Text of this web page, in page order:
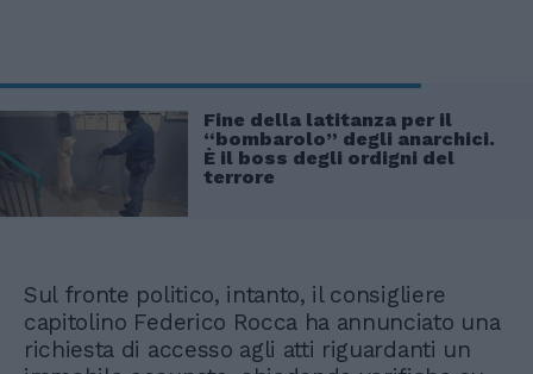
Fine della latitanza per il
“bombarolo” degli anarchici.
È il boss degli ordigni del
terrore
Sul fronte politico, intanto, il consigliere
capitolino Federico Rocca ha annunciato una
richiesta di accesso agli atti riguardanti un